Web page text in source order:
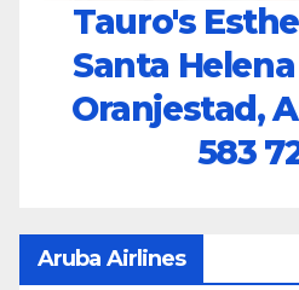
Tauro's
Santa
Oranjestad,
583
Aruba Airlines